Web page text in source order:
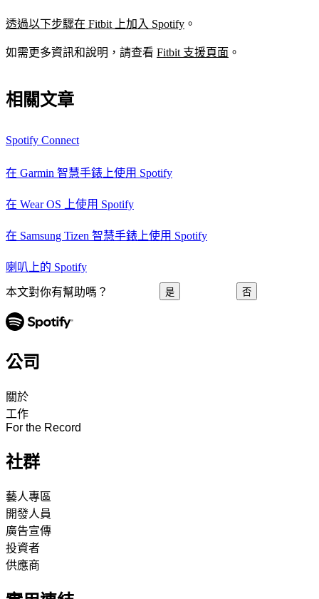
透過以下步驟在 Fitbit 上加入 Spotify 。
如需更多資訊和說明，請查看 Fitbit 支援頁面 。
相關文章
Spotify Connect
在 Garmin 智慧手錶上使用 Spotify
在 Wear OS 上使用 Spotify
在 Samsung Tizen 智慧手錶上使用 Spotify
喇叭上的 Spotify
本文對你有幫助嗎？ 是 否
公司
關於
工作
For the Record
社群
藝人專區
開發人員
廣告宣傳
投資者
供應商